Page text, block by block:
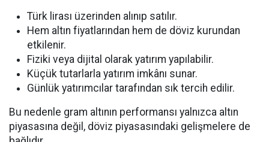
Türk lirası üzerinden alınıp satılır.
Hem altın fiyatlarından hem de döviz kurundan
etkilenir.
Fiziki veya dijital olarak yatırım yapılabilir.
Küçük tutarlarla yatırım imkânı sunar.
Günlük yatırımcılar tarafından sık tercih edilir.
Bu nedenle gram altının performansı yalnızca altın
piyasasına değil, döviz piyasasındaki gelişmelere de